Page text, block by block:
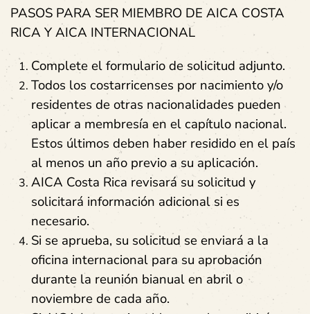
PASOS PARA SER MIEMBRO DE AICA COSTA
RICA Y AICA INTERNACIONAL
Complete el formulario de solicitud adjunto.
Todos los costarricenses por nacimiento y/o
residentes de otras nacionalidades pueden
aplicar a membresía en el capítulo nacional.
Estos últimos deben haber residido en el país
al menos un año previo a su aplicación.
AICA Costa Rica revisará su solicitud y
solicitará información adicional si es
necesario.
Si se aprueba, su solicitud se enviará a la
oficina internacional para su aprobación
durante la reunión bianual en abril o
noviembre de cada año.